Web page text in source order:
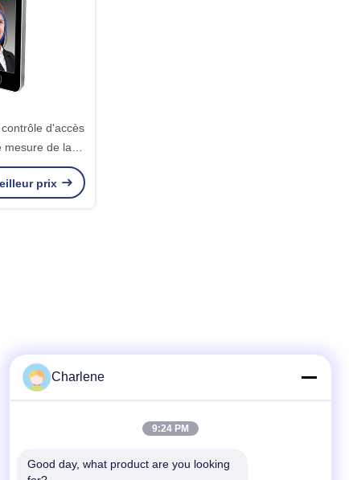
d'accès
mesure de la
contact de la
non
prix
Contactez rapidement
Télégramme
Charlene
9:24 PM
Good day, what product are you looking